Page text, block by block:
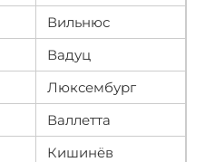
Вильнюс
Вадуц
Люксембург
Валлетта
Кишинёв